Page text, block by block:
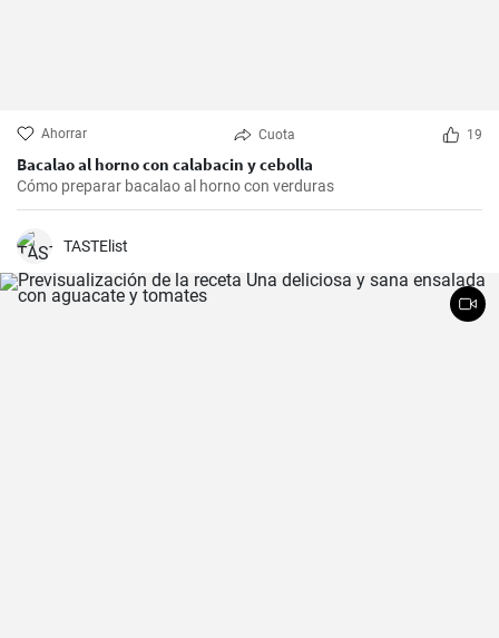
Ahorrar Cuota 19
Bacalao al horno con calabacin y cebolla
Cómo preparar bacalao al horno con verduras
TASTElist